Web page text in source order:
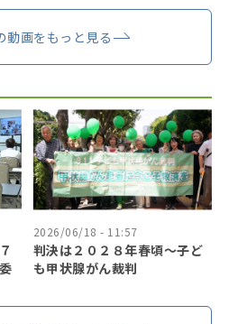
動画をもっと見る
2026/06/18 - 11:57
判決は２０２８年春頃〜子ど
も甲状腺がん裁判